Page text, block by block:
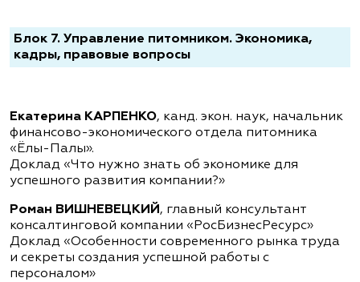
Блок 7. Управление питомником. Экономика,
кадры, правовые вопросы
Екатерина КАРПЕНКО, канд. экон. наук, начальник
финансово-экономического отдела питомника
«Ёлы-Палы».
Доклад «Что нужно знать об экономике для
успешного развития компании?»
Роман ВИШНЕВЕЦКИЙ, главный консультант
консалтинговой компании «РосБизнесРесурс»
Доклад «Особенности современного рынка труда
и секреты создания успешной работы с
персоналом»